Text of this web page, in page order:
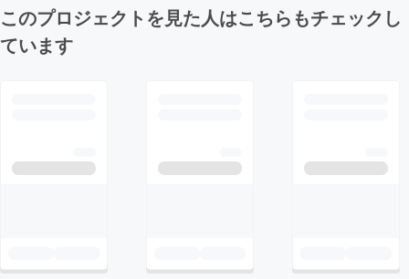
このプロジェクトを見た人はこちらもチェックし
ています